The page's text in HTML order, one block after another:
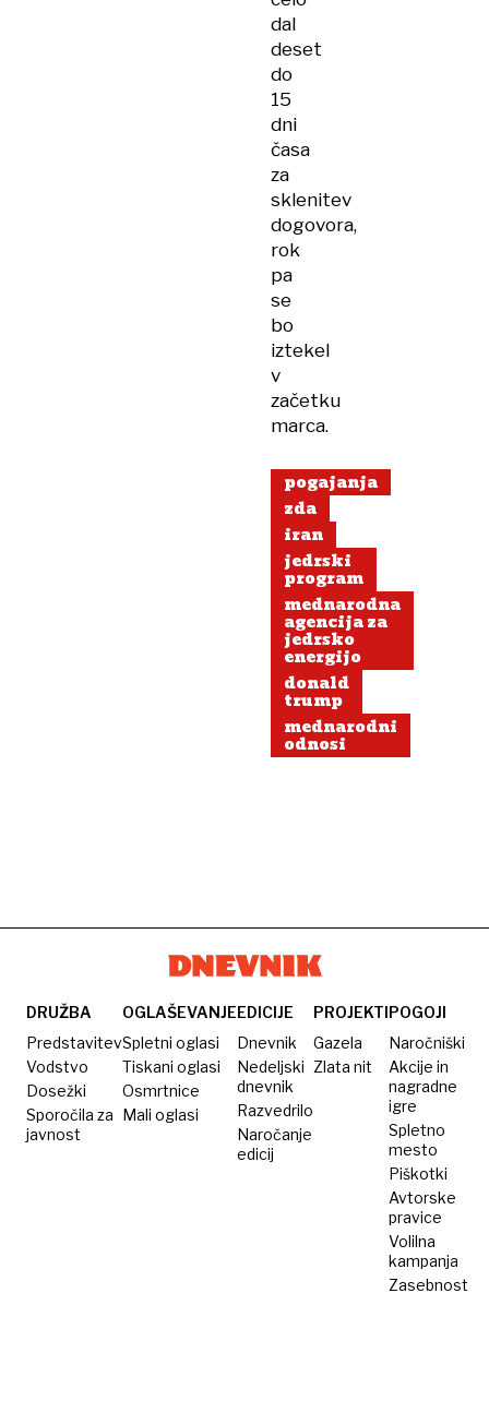
dal
deset
do
15
dni
časa
za
sklenitev
dogovora,
rok
pa
se
bo
iztekel
v
začetku
marca.
pogajanja
zda
iran
jedrski
program
mednarodna
agencija za
jedrsko
energijo
donald
trump
mednarodni
odnosi
DRUŽBA
Predstavitev
Vodstvo
Dosežki
Sporočila za
javnost
OGLAŠEVANJE
Spletni oglasi
Tiskani oglasi
Osmrtnice
Mali oglasi
EDICIJE
Dnevnik
Nedeljski
dnevnik
Razvedrilo
Naročanje
edicij
PROJEKTI
Gazela
Zlata nit
POGOJI
Naročniški
Akcije in
nagradne
igre
Spletno
mesto
Piškotki
Avtorske
pravice
Volilna
kampanja
Zasebnost